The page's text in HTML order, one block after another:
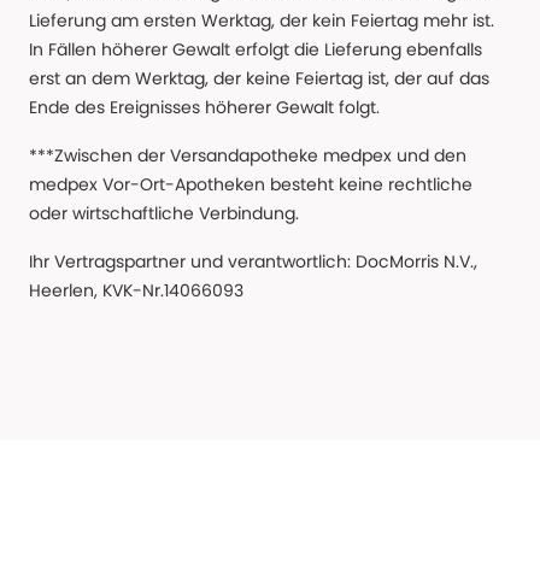
Lieferung am ersten Werktag, der kein Feiertag mehr ist.
In Fällen höherer Gewalt erfolgt die Lieferung ebenfalls
erst an dem Werktag, der keine Feiertag ist, der auf das
Ende des Ereignisses höherer Gewalt folgt.
***Zwischen der Versandapotheke medpex und den
medpex Vor-Ort-Apotheken besteht keine rechtliche
oder wirtschaftliche Verbindung.
Ihr Vertragspartner und verantwortlich: DocMorris N.V.,
Heerlen, KVK-Nr.14066093